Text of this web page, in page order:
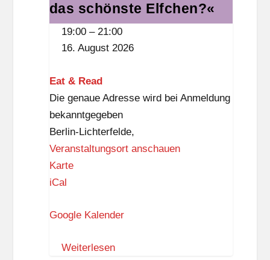
&
Rest:
das
schönste
Elfchen?«
das schönste Elfchen?«
19:00 – 21:00
16. August 2026
Eat & Read
Die genaue Adresse wird bei Anmeldung
bekanntgegeben
Berlin-Lichterfelde,
Veranstaltungsort anschauen
KarteE
&
e
iCal
Google Kalender
Weiterlesen